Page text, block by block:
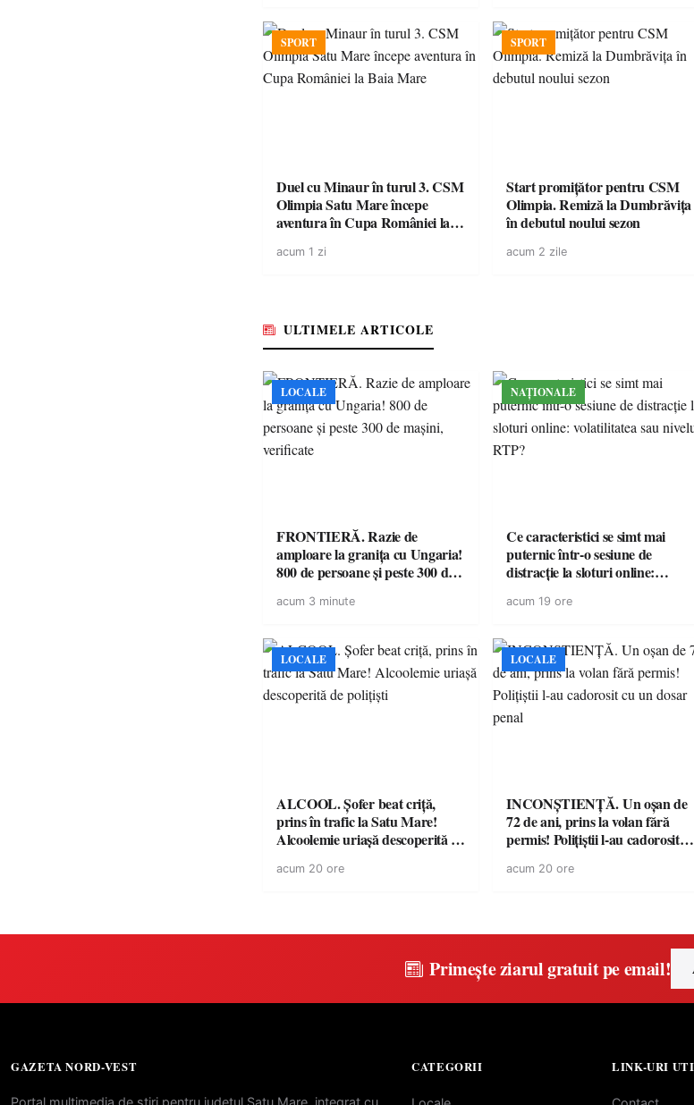
SPORT
Duel cu Minaur în turul 3. CSM
Olimpia Satu Mare începe
aventura în Cupa României la
acum 1 zi
SPORT
Start promițător pentru CSM
Olimpia. Remiză la Dumbrăvița
în debutul noului sezon
acum 2 zile
ULTIMELE ARTICOLE
LOCALE
FRONTIERĂ. Razie de
amploare la granița cu Ungaria!
800 de persoane și peste 300 de
acum 3 minute
NAȚIONALE
Ce caracteristici se simt mai
puternic într-o sesiune de
distracție la sloturi online:
acum 19 ore
LOCALE
ALCOOL. Șofer beat criță,
prins în trafic la Satu Mare!
Alcoolemie uriașă descoperită de
acum 20 ore
LOCALE
INCONȘTIENȚĂ. Un oșan de
72 de ani, prins la volan fără
permis! Polițiștii l-au cadorosit
acum 20 ore
Primește ziarul gratuit pe email!
GAZETA NORD-VEST
Portal multimedia de stiri pentru judetul Satu Mare, integrat cu
CATEGORII LINK-URI